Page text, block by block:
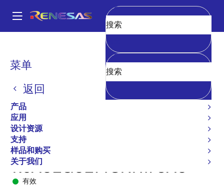
到
Main
navigation
菜单
返回
产品
应用
设计资源
支持
样品和购买
关于我们
清空
面
屑
RISC-V 32 位和 64 位 MCU 和 MPU
R9A02G0214CNH#UA0
R9A02G0214CNH#UA0
有效